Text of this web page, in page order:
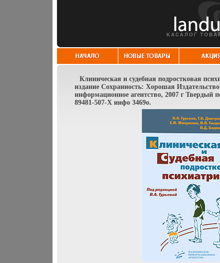
Клиническая и судебная подростковая
издание Сохранность: Хорошая
информационное агентство, 2007 г Твердый
89481-507-X инфо 3469o.